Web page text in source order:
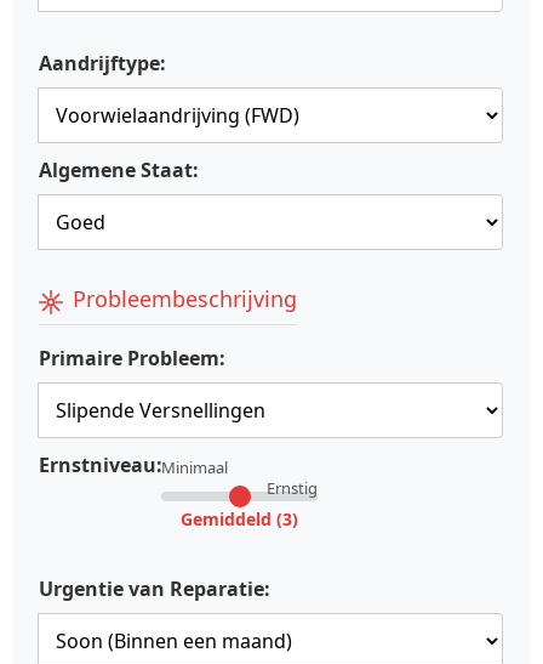
Aandrijftype:
Algemene Staat:
Probleembeschrijving
Primaire Probleem:
Ernstniveau:Minimaal
Ernstig
Gemiddeld (3)
Urgentie van Reparatie: